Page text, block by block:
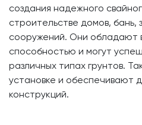
создания надежного
строительстве домов, бань,
сооружений. Они обладают
способностью и могут
различных типах грунтов.
установке и обеспечивают
конструкций.